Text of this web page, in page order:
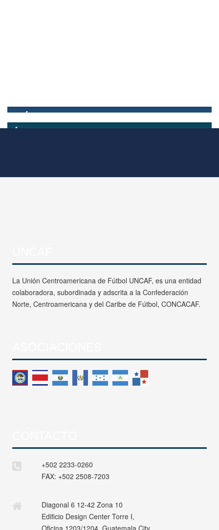
La Unión Centroamericana de Fútbol UNCAF, es una entidad
colaboradora, subordinada y adscrita a la Confederación
Norte, Centroamericana y del Caribe de Fútbol, CONCACAF.
+502 2233-0260
FAX: +502 2508-7203
Diagonal 6 12-42 Zona 10
Edificio Design Center Torre I,
Oficina 1203/1204, Guatemala City